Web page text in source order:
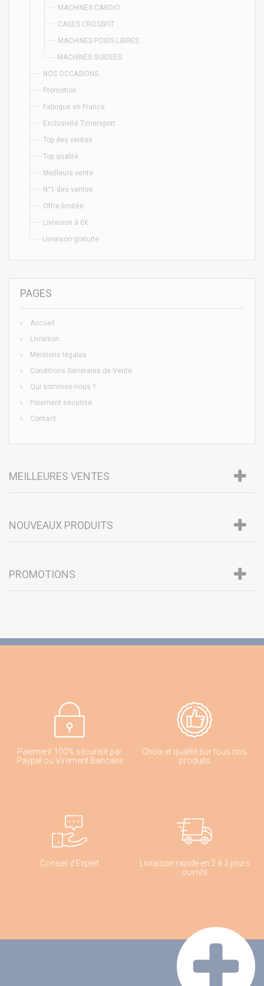
MACHINES CARDIO
CAGES CROSSFIT
MACHINES POIDS LIBRES
MACHINES GUIDEES
NOS OCCASIONS
Promotion
Fabriqué en France
Exclusivité Timersport
Top des ventes
Top qualité
Meilleure vente
N°1 des ventes
Offre limitée
Livraison à 0€
Livraison gratuite
PAGES
Accueil
Livraison
Mentions légales
Conditions Générales de Vente
Qui sommes-nous ?
Paiement sécurisé
Contact
MEILLEURES VENTES
NOUVEAUX PRODUITS
PROMOTIONS
Paiement 100% sécurisé par
Paypal ou Virement Bancaire
Choix et qualité sur tous nos
produits
Conseil d'Expert
Livraison rapide en 2 à 3 jours
ouvrés